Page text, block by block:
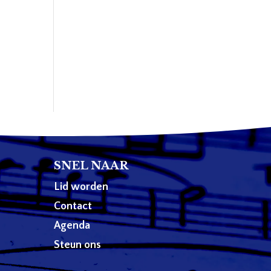
SNEL NAAR
Lid worden
Contact
Agenda
Steun ons